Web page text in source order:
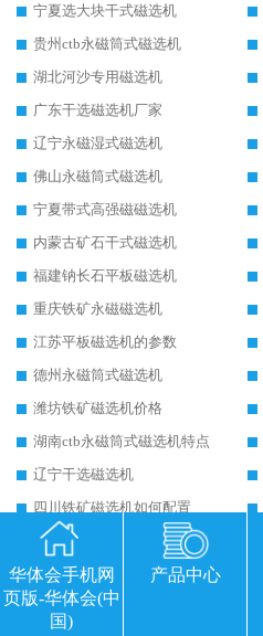
宁夏选大块干式磁选机
贵州ctb永磁筒式磁选机
湖北河沙专用磁选机
广东干选磁选机厂家
辽宁永磁湿式磁选机
佛山永磁筒式磁选机
宁夏带式高强磁磁选机
内蒙古矿石干式磁选机
福建钠长石平板磁选机
重庆铁矿永磁磁选机
江苏平板磁选机的参数
德州永磁筒式磁选机
潍坊铁矿磁选机价格
湖南ctb永磁筒式磁选机特点
辽宁干选磁选机
四川铁矿磁选机如何配置
福建平板磁选机适用场合
湖南干式强磁磁选机
甘肃永磁筒式磁选机结构
华体会手机网
页版-华体会(中
国)
产品中心